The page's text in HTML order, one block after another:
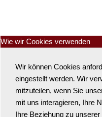
Wie wir Cookies verwenden
Wir können Cookies
eingestellt werden. Wir
mitzuteilen, wenn Sie
mit uns interagieren, Ihre
Ihre Beziehung zu